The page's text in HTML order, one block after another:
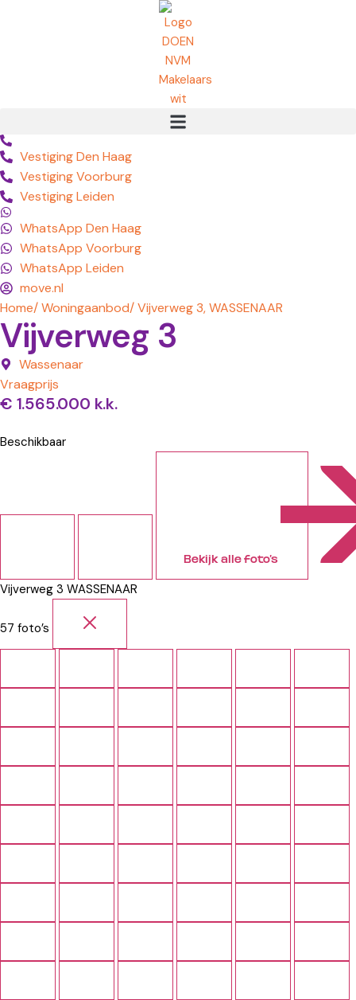
Vestiging Den Haag
Vestiging Voorburg
Vestiging Leiden
WhatsApp Den Haag
WhatsApp Voorburg
WhatsApp Leiden
move.nl
Home/ Woningaanbod/ Vijverweg 3, WASSENAAR
Vijverweg 3
Wassenaar
Vraagprijs
€ 1.565.000 k.k.
Beschikbaar
Bekijk alle foto’s
Vijverweg 3 WASSENAAR
57 foto’s